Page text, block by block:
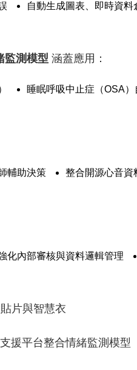
自動生成圖表、即時資料
監測模型 涵蓋應用：
睡眠呼吸中止症（OSA
輔助決策 整合開源心音資
化內部審核與資料邏輯管理
片與智慧衣
援平台整合情緒監測模型